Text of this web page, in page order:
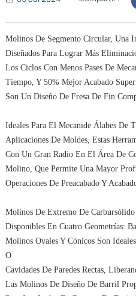
Molinos De Segmento Circular, Una
Diseñados Para Lograr Más
Los Ciclos Con Menos Pases De
Tiempo, Y 50% Mejor Acabado
Son Un Diseño De Fresa De Fin
Ideales Para El Mecanide Álabes De
Aplicaciones De Moldes, Estas
Con Un Gran Radio En El Área De
Molino, Que Permite Una Mayor
Operaciones De Preacabado Y
Molinos De Extremo De
Disponibles En Cuatro Geometrías:
Molinos Ovales Y Cónicos Son
O
Cavidades De Paredes Rectas,
Las Molinos De Diseño De Barril